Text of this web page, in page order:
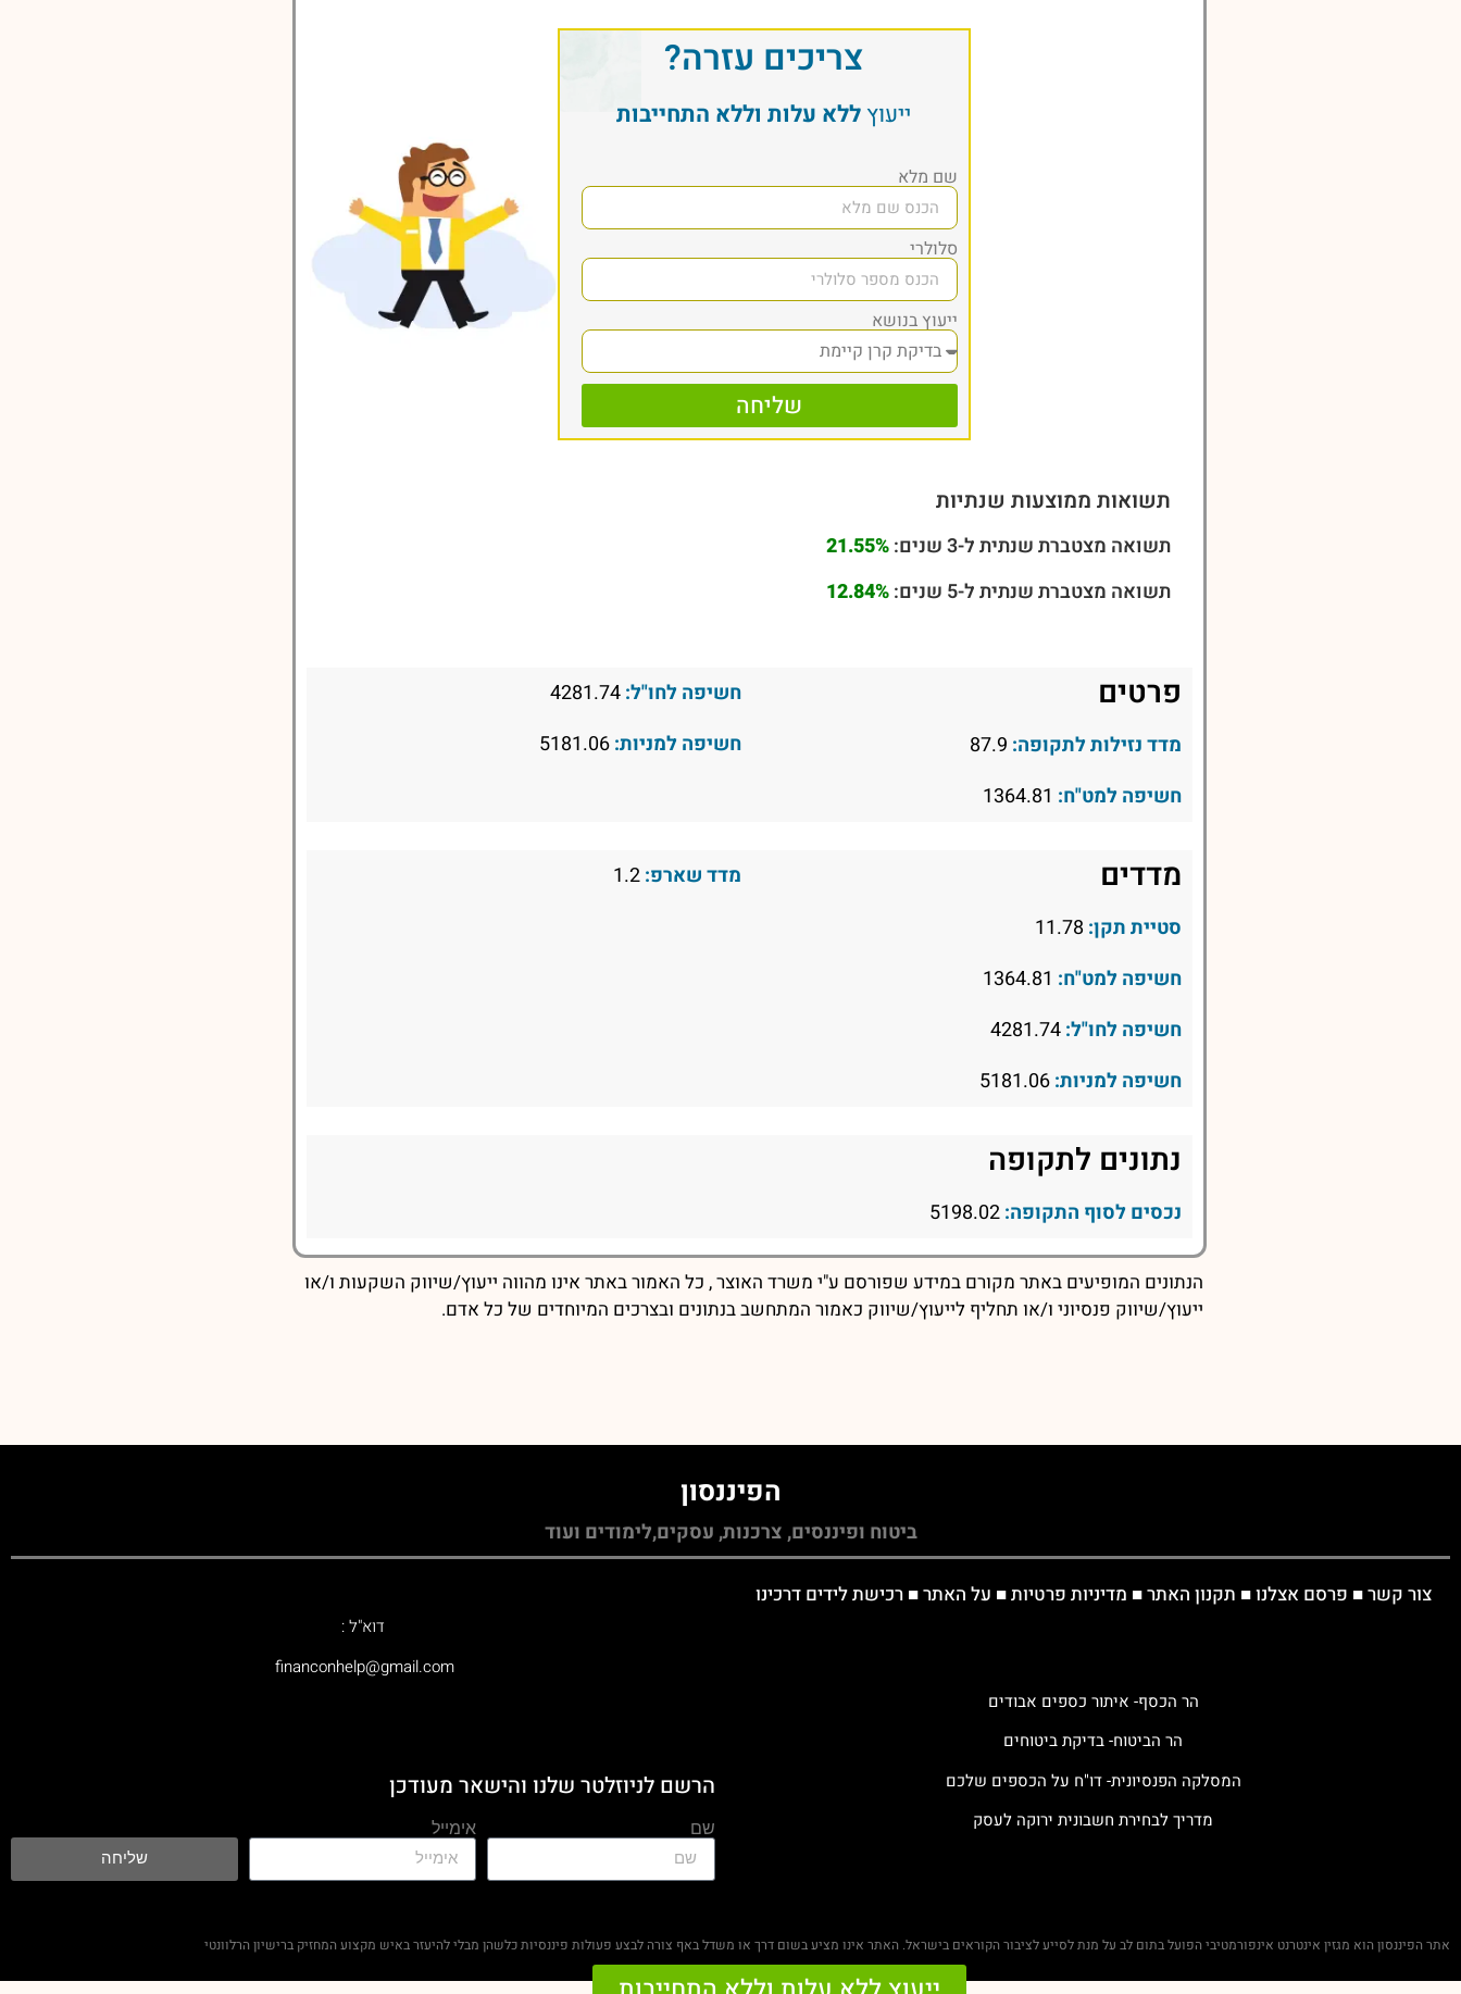
צריכים עזרה?
ייעוץללא עלות וללא התחייבות
שם מלא
סלולרי
ייעוץ בנושא
שליחה
תשואות ממוצעות שנתיות
תשואה מצטברת שנתית ל-3 שנים:
21.55%
תשואה מצטברת שנתית ל-5 שנים:
12.84%
פרטים
מדד נזילות לתקופה:
חשיפה למט"ח:
חשיפה לחו"ל:4281.74
חשיפה למניות:5181.06
מדדים
סטיית תקן:
חשיפה למט"ח:
חשיפה לחו"ל:
חשיפה למניות:
מדד שארפ:1.2
נתונים לתקופה
נכסים לסוף התקופה:
הנתונים המופיעים באתר מקורם במידע שפורסם ע"י משרד האוצר , כל האמור באתר אינו מהווה ייעוץ/שיווק השקעות ו/או
ייעוץ/שיווק פנסיוני ו/או תחליף לייעוץ/שיווק כאמור המתחשב בנתונים ובצרכים המיוחדים של כל אדם.
הפיננסון
ביטוח ופיננסים, צרכנות, עסקים,לימודים ועוד
צור קשר■ פרסם אצלנו■ תקנון האתר■ מדיניות פרטיות■ על האתר■רכישת לידים דרכינו
הר הכסף- איתור כספים אבודים
הר הביטוח- בדיקת ביטוחים
המסלקה הפנסיונית- דו"ח על הכספים שלכם
מדריך לבחירת חשבונית ירוקה לעסק
דוא"ל :
‫financonhelp@gmail.com‬
הרשם לניוזלטר שלנו והישאר מעודכן
שם אימייל
שליחה
אתר הפיננסון הוא מגזין אינטרנט אינפורמטיבי הפועל בתום לב על מנת לסייע לציבור הקוראים בישראל. האתר אינו מציע בשום דרך או משדל באף צורה לבצע פעולות פיננסיות כלשהן מבלי להיעזר באיש מקצוע המחזיק ברישיון הרלוונטי